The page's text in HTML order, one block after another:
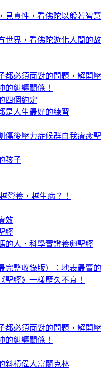
見真性，看佛陀以般若智慧
世界，看佛陀遊化人間的故
都必須面對的問題，解開壓
的糾纏關係！
四個約定
是人生最好的練習
傷後壓力症候群自我療癒聖
孩子
營養，越生病？！
效
經
的人．科學實證養卵聖經
完整收錄版）：地表最賣的
聖經》一樣歷久不衰！
都必須面對的問題，解開壓
的糾纏關係！
斜槓偉人富蘭克林